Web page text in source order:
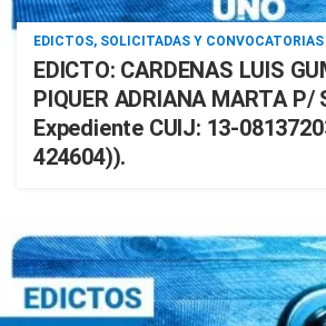
EDICTOS, SOLICITADAS Y CONVOCATORIAS
EDICTO: CARDENAS LUIS
PIQUER ADRIANA MARTA P/
Expediente CUIJ: 13-
424604)).